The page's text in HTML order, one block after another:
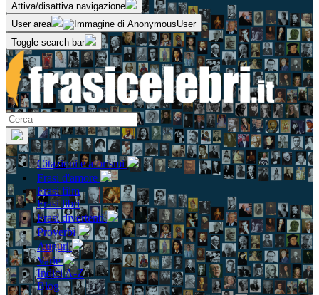
Attiva/disattiva navigazione
User area
Toggle search bar
Citazioni e aforismi
Frasi d'amore
Frasi film
Frasi libri
Frasi divertenti
Proverbi
Auguri
Varie
Indici A-Z
Blog